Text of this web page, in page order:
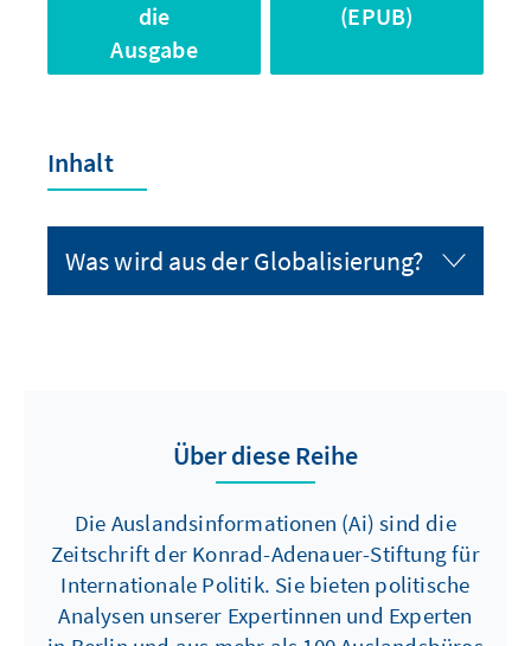
die
Ausgabe
(EPUB)
Inhalt
Was wird aus der Globalisierung?
Über diese Reihe
Die Auslandsinformationen (Ai) sind die
Zeitschrift der Konrad-Adenauer-Stiftung für
Internationale Politik. Sie bieten politische
Analysen unserer Expertinnen und Experten